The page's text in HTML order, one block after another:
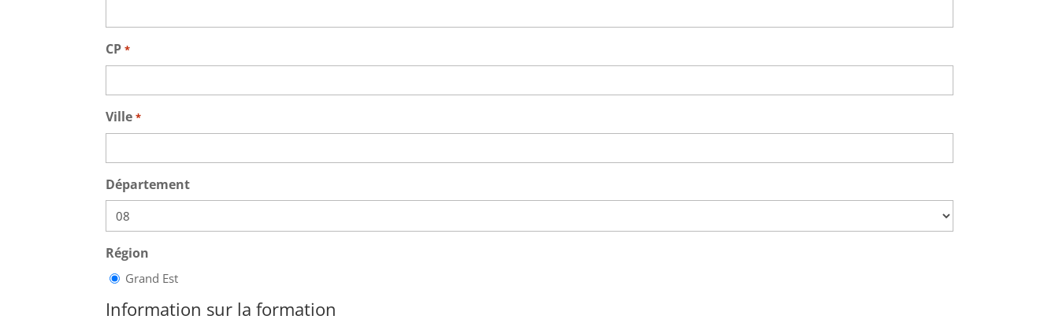
CP *
Ville *
Département
Région
Grand Est
Information sur la formation